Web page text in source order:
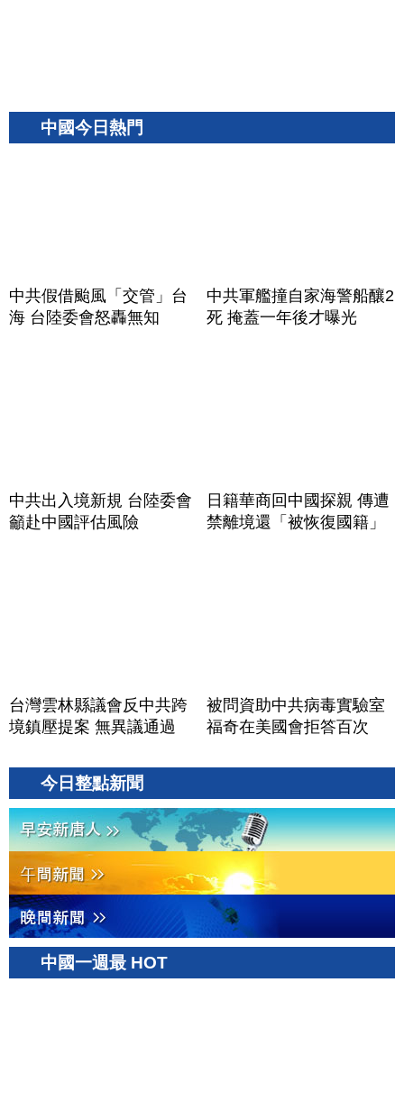
中國今日熱門
中共假借颱風「交管」台
海 台陸委會怒轟無知
中共軍艦撞自家海警船釀2
死 掩蓋一年後才曝光
中共出入境新規 台陸委會
籲赴中國評估風險
日籍華商回中國探親 傳遭
禁離境還「被恢復國籍」
台灣雲林縣議會反中共跨
境鎮壓提案 無異議通過
被問資助中共病毒實驗室
福奇在美國會拒答百次
今日整點新聞
中國一週最 HOT